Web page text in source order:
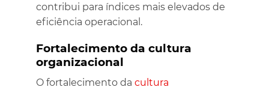
contribui para índices mais elevados de
eficiência operacional.
Fortalecimento da cultura
organizacional
O fortalecimento da cultura